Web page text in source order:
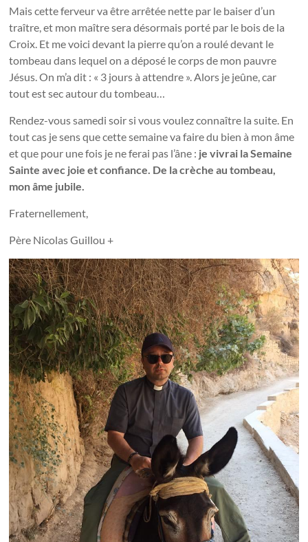
Mais cette ferveur va être arrêtée nette par le baiser d’un
traître, et mon maître sera désormais porté par le bois de la
Croix. Et me voici devant la pierre qu’on a roulé devant le
tombeau dans lequel on a déposé le corps de mon pauvre
Jésus. On m’a dit : « 3 jours à attendre ». Alors je jeûne, car
tout est sec autour du tombeau…
Rendez-vous samedi soir si vous voulez connaître la suite. En
tout cas je sens que cette semaine va faire du bien à mon âme
et que pour une fois je ne ferai pas l’âne : je vivrai la Semaine
Sainte avec joie et confiance. De la crèche au tombeau,
mon âme jubile.
Fraternellement,
Père Nicolas Guillou +